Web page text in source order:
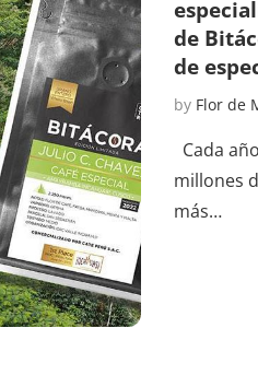
de
de
by Flor de
Cada
millones
más…